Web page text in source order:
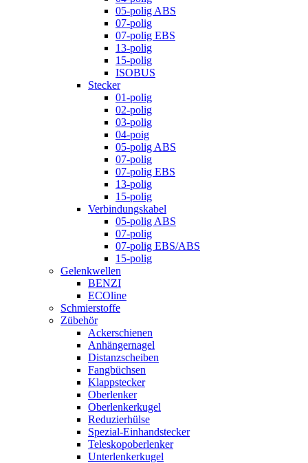
05-polig ABS
07-polig
07-polig EBS
13-polig
15-polig
ISOBUS
Stecker
01-polig
02-polig
03-polig
04-poig
05-polig ABS
07-polig
07-polig EBS
13-polig
15-polig
Verbindungskabel
05-polig ABS
07-polig
07-polig EBS/ABS
15-polig
Gelenkwellen
BENZI
ECOline
Schmierstoffe
Zübehör
Ackerschienen
Anhängernagel
Distanzscheiben
Fangbüchsen
Klappstecker
Oberlenker
Oberlenkerkugel
Reduzierhülse
Spezial-Einhandstecker
Teleskopoberlenker
Unterlenkerkugel